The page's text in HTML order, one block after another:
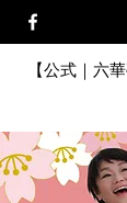
【公式｜六